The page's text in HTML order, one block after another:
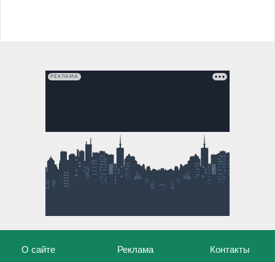
РЕКЛАМА
О сайте Реклама Контакты